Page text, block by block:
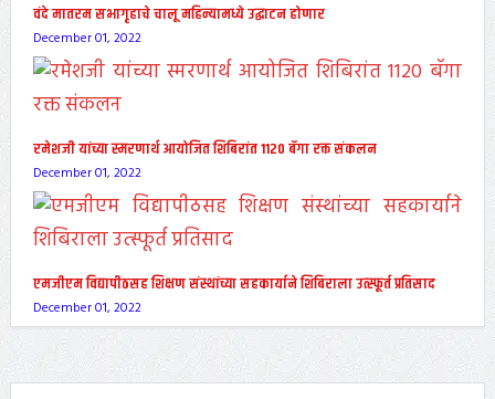
वंदे मातरम सभागृहाचे चालू महिन्यामध्ये उद्घाटन होणार
December 01, 2022
रमेशजी यांच्या स्मरणार्थ आयोजित शिबिरांत 1120 बॅगा रक्त संकलन
December 01, 2022
एमजीएम विद्यापीठसह शिक्षण संस्थांच्या सहकार्याने शिबिराला उत्स्फूर्त प्रतिसाद
December 01, 2022